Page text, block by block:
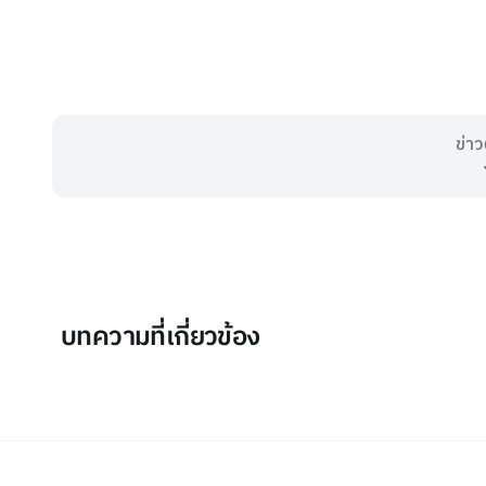
ข่า
บทความที่เกี่ยวข้อง